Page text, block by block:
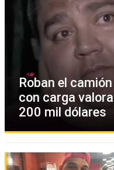
Roban el
con carga
200 mil dólares